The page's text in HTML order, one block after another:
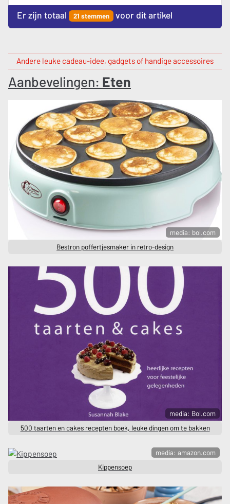
Er zijn totaal 21 stemmen voor dit artikel
Andere leuke cadeau-idee, gadgets of handige accessoires
Aanbevelingen: Eten
media: bol.com
Bestron poffertjesmaker in retro-design
media: Bol.com
500 taarten en cakes recepten boek, leuke dingen om te bakken
media: amazon.com
Kippensoep